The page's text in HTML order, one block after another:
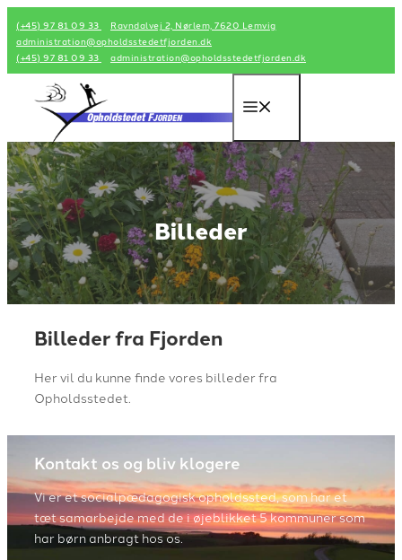
til
indhold
(+45) 97 81 09 33
Ravndalvej 2, Nørlem, 7620 Lemvig
administration@opholdsstedetfjorden.dk
(+45) 97 81 09 33
administration@opholdsstedetfjorden.dk
Billeder
Billeder fra Fjorden
Her vil du kunne finde vores billeder fra
Opholdsstedet.
Kontakt os og bliv klogere
Vi er et socialpædagogisk opholdssted, som har et
tæt samarbejde med de i øjeblikket 5 kommuner som
har børn anbragt hos os.